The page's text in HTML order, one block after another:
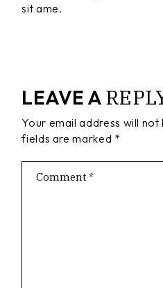
sit ame.
LEAVE A
Your email address will not
fields are marked *